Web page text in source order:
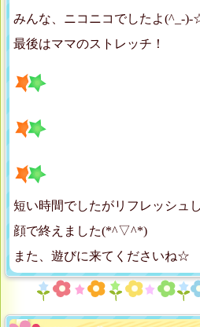
みんな、ニコニコでしたよ(^_-)-
最後はママのストレッチ！
短い時間でしたがリフレッシュ
顔で終えました(*^▽^*)
また、遊びに来てくださいね☆